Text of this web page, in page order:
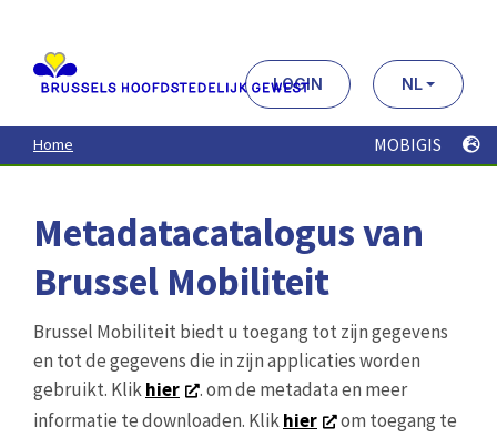
contenu
principal
LOGIN NL
Home MOBIGIS
Metadatacatalogus van
Brussel Mobiliteit
Brussel Mobiliteit biedt u toegang tot zijn gegevens
en tot de gegevens die in zijn applicaties worden
gebruikt. Klikhier
. om de metadata en meer
informatie te downloaden. Klikhier
om toegang te